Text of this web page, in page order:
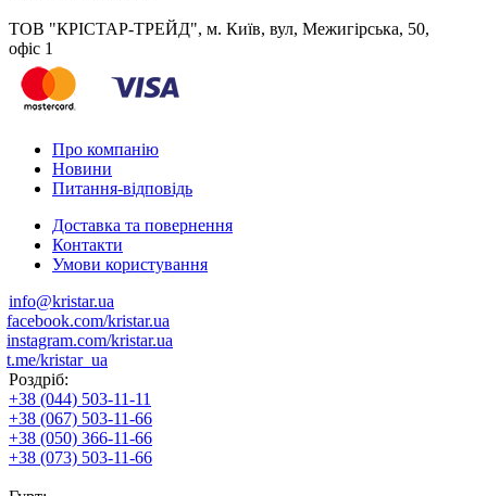
ТОВ "КРІСТАР-ТРЕЙД", м. Київ, вул, Межигірська, 50,
офіс 1
Про компанію
Новини
Питання-відповідь
Доставка та повернення
Контакти
Умови користування
info@kristar.ua
facebook.com/kristar.ua
instagram.com/kristar.ua
t.me/kristar_ua
Роздріб:
+38 (044) 503-11-11
+38 (067) 503-11-66
+38 (050) 366-11-66
+38 (073) 503-11-66